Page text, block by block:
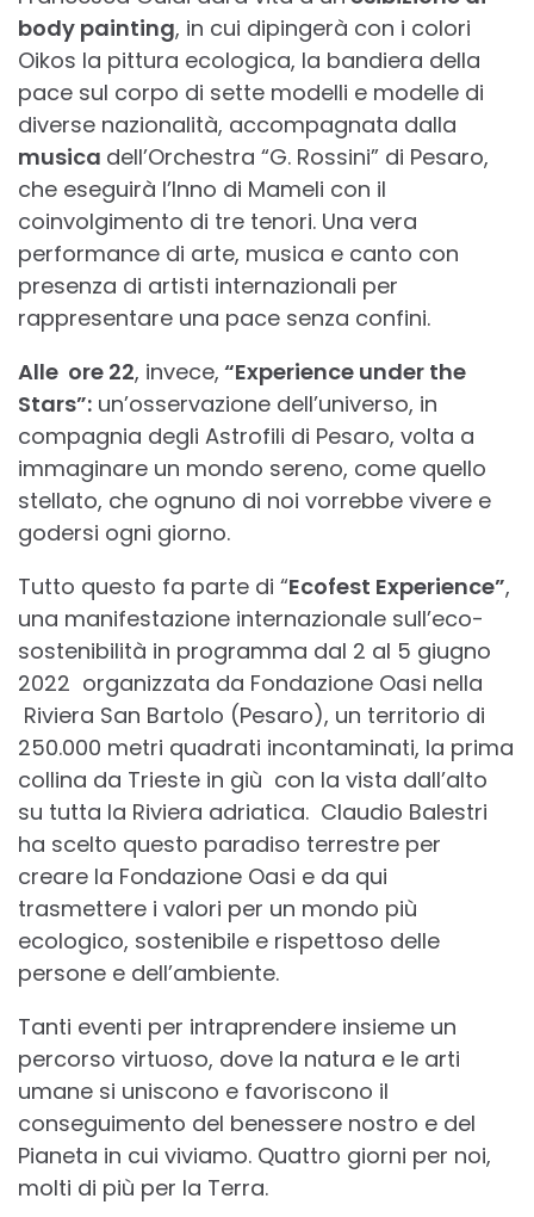
body painting, in cui dipingerà con i colori
Oikos la pittura ecologica, la bandiera della
pace sul corpo di sette modelli e modelle di
diverse nazionalità, accompagnata dalla
musica dell’Orchestra “G. Rossini” di Pesaro,
che eseguirà l’Inno di Mameli con il
coinvolgimento di tre tenori. Una vera
performance di arte, musica e canto con
presenza di artisti internazionali per
rappresentare una pace senza confini.
Alle ore 22, invece, “Experience under the
Stars”: un’osservazione dell’universo, in
compagnia degli Astrofili di Pesaro, volta a
immaginare un mondo sereno, come quello
stellato, che ognuno di noi vorrebbe vivere e
godersi ogni giorno.
Tutto questo fa parte di “Ecofest Experience”,
una manifestazione internazionale sull’eco-
sostenibilità in programma dal 2 al 5 giugno
2022 organizzata da Fondazione Oasi nella
Riviera San Bartolo (Pesaro), un territorio di
250.000 metri quadrati incontaminati, la prima
collina da Trieste in giù con la vista dall’alto
su tutta la Riviera adriatica. Claudio Balestri
ha scelto questo paradiso terrestre per
creare la Fondazione Oasi e da qui
trasmettere i valori per un mondo più
ecologico, sostenibile e rispettoso delle
persone e dell’ambiente.
Tanti eventi per intraprendere insieme un
percorso virtuoso, dove la natura e le arti
umane si uniscono e favoriscono il
conseguimento del benessere nostro e del
Pianeta in cui viviamo. Quattro giorni per noi,
molti di più per la Terra.